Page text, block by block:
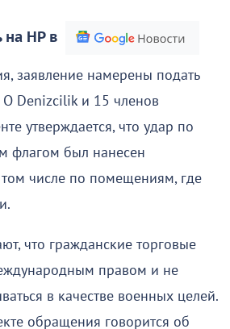
на НР в
заявление намерены подать
O Denizcilik и 15 членов
утверждается, что удар по
флагом был нанесен
числе по помещениям, где
что гражданские торговые
правом и не
в качестве военных целей.
обращения говорится об